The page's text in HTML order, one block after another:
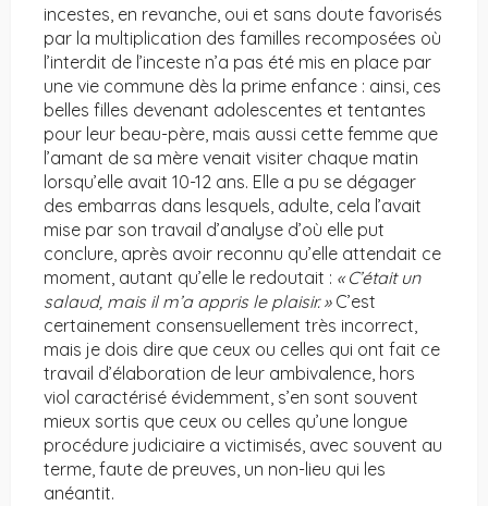
incestes, en revanche, oui et sans doute favorisés
par la multiplication des familles recomposées où
l’interdit de l’inceste n’a pas été mis en place par
une vie commune dès la prime enfance : ainsi, ces
belles filles devenant adolescentes et tentantes
pour leur beau-père, mais aussi cette femme que
l’amant de sa mère venait visiter chaque matin
lorsqu’elle avait 10-12 ans. Elle a pu se dégager
des embarras dans lesquels, adulte, cela l’avait
mise par son travail d’analyse d’où elle put
conclure, après avoir reconnu qu’elle attendait ce
moment, autant qu’elle le redoutait : « C’était un
salaud, mais il m’a appris le plaisir. » C’est
certainement consensuellement très incorrect,
mais je dois dire que ceux ou celles qui ont fait ce
travail d’élaboration de leur ambivalence, hors
viol caractérisé évidemment, s’en sont souvent
mieux sortis que ceux ou celles qu’une longue
procédure judiciaire a victimisés, avec souvent au
terme, faute de preuves, un non-lieu qui les
anéantit.